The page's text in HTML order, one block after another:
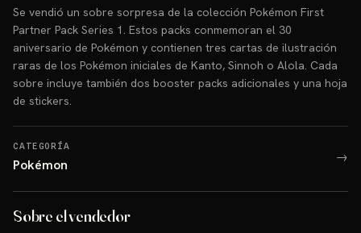
Se vendió un sobre sorpresa de la colección Pokémon First
Partner Pack Series 1. Estos packs conmemoran el 30
aniversario de Pokémon y contienen tres cartas de ilustración
raras de los Pokémon iniciales de Kanto, Sinnoh o Alola. Cada
sobre incluye también dos booster packs adicionales y una hoja
de stickers.
CATEGORÍA
Pokémon →
Sobre el vendedor